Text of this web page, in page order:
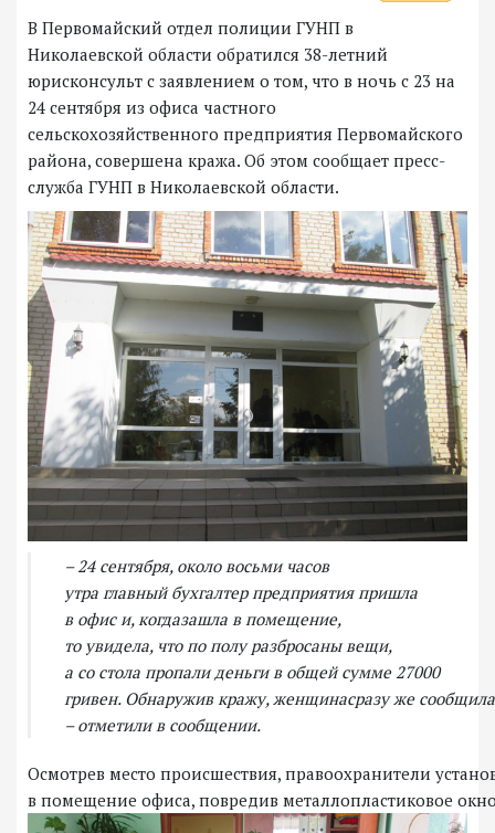
В Первомайский отдел полиции ГУНП в
Николаевской области обратился 38-летний
юрисконсульт с заявлением о том, что в ночь с 23 на
24 сентября из офиса частного
сельскохозяйственного предприятия Первомайского
района, совершена кража. Об этом сообщает пресс-
служба ГУНП в Николаевской области.
– 24 сентября, околовосьми часов
утра главныйбухгалтер предприятияпришла
в офиси, когдазашла в помещение,
то увидела, чтопо полуразбросаны вещи,
а состола пропалиденьгив общей сумме27000
гривен. Обнаружив кражу, женщинасразуже сообщила
– отметили в сообщении.
Осмотрев место происшествия, правоохранители
в помещение офиса, повредив металлопластиковое